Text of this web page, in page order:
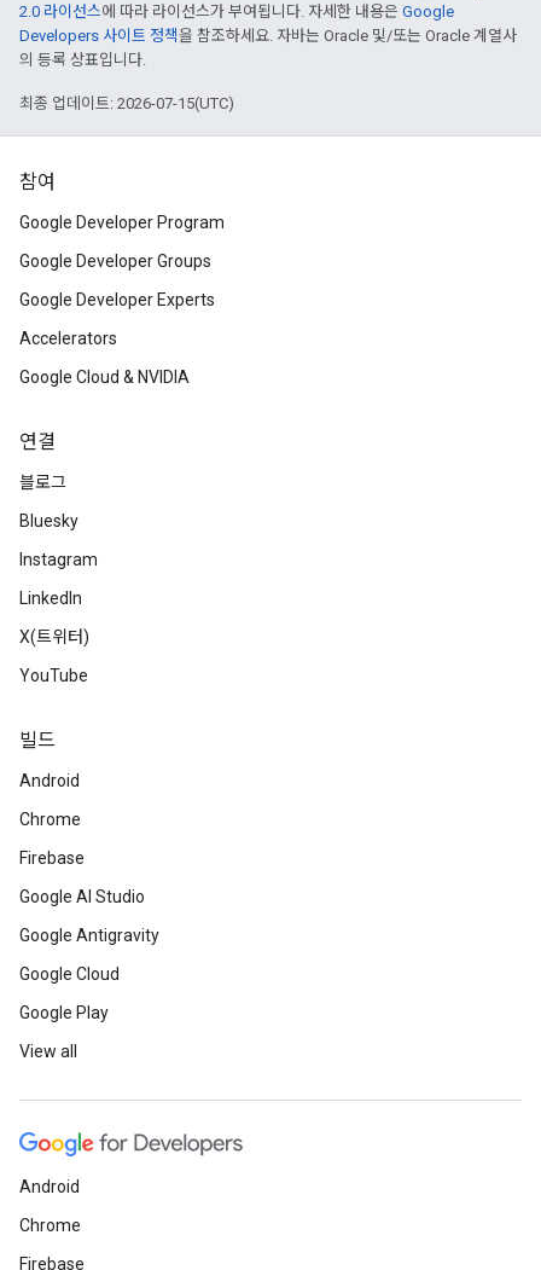
2.0 라이선스에 따라 라이선스가 부여됩니다. 자세한 내용은 Google
Developers 사이트 정책을 참조하세요. 자바는 Oracle 및/또는 Oracle 계열사
의 등록 상표입니다.
최종 업데이트: 2026-07-15(UTC)
참여
Google Developer Program
Google Developer Groups
Google Developer Experts
Accelerators
Google Cloud & NVIDIA
연결
블로그
Bluesky
Instagram
LinkedIn
X(트위터)
YouTube
빌드
Android
Chrome
Firebase
Google AI Studio
Google Antigravity
Google Cloud
Google Play
View all
Android
Chrome
Firebase